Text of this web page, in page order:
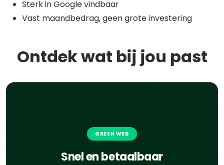
Sterk in Google vindbaar
Vast maandbedrag, geen grote investering
Ontdek wat bij jou past
GREEN WEB
Snel en betaalbaar